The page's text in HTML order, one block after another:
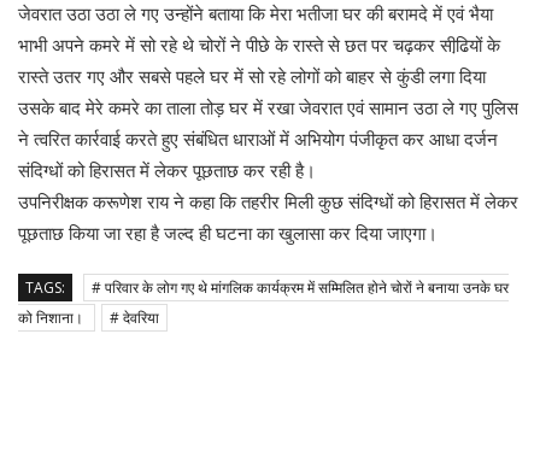
जेवरात उठा उठा ले गए उन्होंने बताया कि मेरा भतीजा घर की बरामदे में एवं भैया
भाभी अपने कमरे में सो रहे थे चोरों ने पीछे के रास्ते से छत पर चढ़कर सीढि़यों के
रास्ते उतर गए और सबसे पहले घर में सो रहे लोगों को बाहर से कुंडी लगा दिया
उसके बाद मेरे कमरे का ताला तोड़ घर में रखा जेवरात एवं सामान उठा ले गए पुलिस
ने त्वरित कार्रवाई करते हुए संबंधित धाराओं में अभियोग पंजीकृत कर आधा दर्जन
संदिग्धों को हिरासत में लेकर पूछताछ कर रही है।
उपनिरीक्षक करूणेश राय ने कहा कि तहरीर मिली कुछ संदिग्धों को हिरासत में लेकर
पूछताछ किया जा रहा है जल्द ही घटना का खुलासा कर दिया जाएगा।
TAGS:
# परिवार के लोग गए थे मांगलिक कार्यक्रम में सम्मिलित होने चोरों ने बनाया उनके घर
को निशाना।
# देवरिया